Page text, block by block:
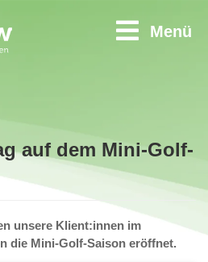
Menü
auf dem Mini-Golf-
unsere Klient:innen im
die Mini-Golf-Saison eröffnet.